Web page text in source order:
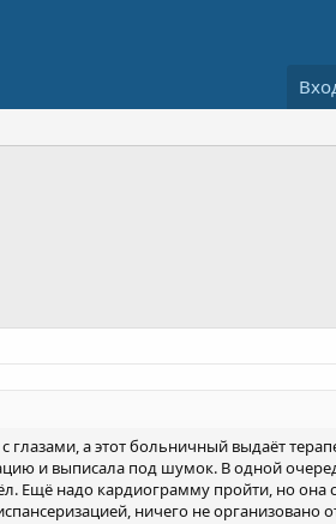
а этот больничный выдаёт
и выписала под шумок. В одной
Ещё надо кардиограмму пройти, но она
ничего не организовано